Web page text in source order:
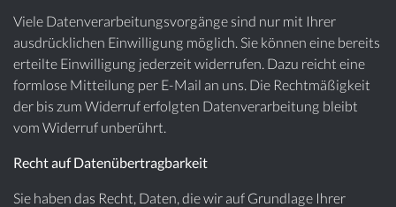
Viele Datenverarbeitungsvorgänge sind nur mit Ihrer
ausdrücklichen Einwilligung möglich. Sie können eine bereits
erteilte Einwilligung jederzeit widerrufen. Dazu reicht eine
formlose Mitteilung per E-Mail an uns. Die Rechtmäßigkeit
der bis zum Widerruf erfolgten Datenverarbeitung bleibt
vom Widerruf unberührt.
Recht auf Datenübertragbarkeit
Sie haben das Recht, Daten, die wir auf Grundlage Ihrer